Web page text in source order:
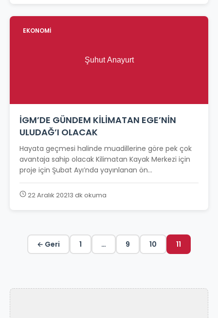
EKONOMİ
İGM’DE GÜNDEM KİLİMATAN EGE’NİN
ULUDAĞ’I OLACAK
Hayata geçmesi halinde muadillerine göre pek çok
avantaja sahip olacak Kilimatan Kayak Merkezi için
proje için Şubat Ayı’nda yayınlanan ön...
22 Aralık 20213 dk okuma
← Geri 1 … 9 10 11